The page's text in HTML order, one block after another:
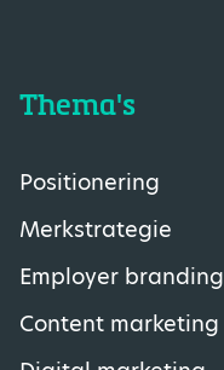
Thema's
Positionering
Merkstrategie
Employer branding
Content marketing